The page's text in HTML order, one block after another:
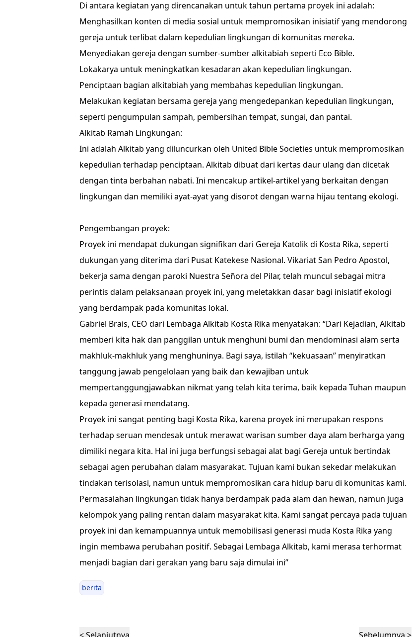
Di antara kegiatan yang direncanakan untuk tahun pertama proyek ini adalah:
Menghasilkan konten di media sosial untuk mempromosikan inisiatif yang mendorong
gereja untuk terlibat dalam kepedulian lingkungan di komunitas mereka.
Menyediakan gereja dengan sumber-sumber alkitabiah seperti Eco Bible.
Lokakarya untuk meningkatkan kesadaran akan kepedulian lingkungan.
Penciptaan bagian alkitabiah yang membahas kepedulian lingkungan.
Melakukan kegiatan bersama gereja yang mengedepankan kepedulian lingkungan,
seperti pengumpulan sampah, pembersihan tempat, sungai, dan pantai.
Alkitab Ramah Lingkungan:
Ini adalah Alkitab yang diluncurkan oleh United Bible Societies untuk mempromosikan
kepedulian terhadap penciptaan. Alkitab dibuat dari kertas daur ulang dan dicetak
dengan tinta berbahan nabati. Ini mencakup artikel-artikel yang berkaitan dengan
lingkungan dan memiliki ayat-ayat yang disorot dengan warna hijau tentang ekologi.
Pengembangan proyek:
Proyek ini mendapat dukungan signifikan dari Gereja Katolik di Kosta Rika, seperti
dukungan yang diterima dari Pusat Katekese Nasional. Vikariat San Pedro Apostol,
bekerja sama dengan paroki Nuestra Señora del Pilar, telah muncul sebagai mitra
perintis dalam pelaksanaan proyek ini, yang meletakkan dasar bagi inisiatif ekologi
yang berdampak pada komunitas lokal.
Gabriel Brais, CEO dari Lembaga Alkitab Kosta Rika menyatakan: “Dari Kejadian, Alkitab
memberi kita hak dan panggilan untuk menghuni bumi dan mendominasi alam serta
makhluk-makhluk yang menghuninya. Bagi saya, istilah “kekuasaan” menyiratkan
tanggung jawab pengelolaan yang baik dan kewajiban untuk
mempertanggungjawabkan nikmat yang telah kita terima, baik kepada Tuhan maupun
kepada generasi mendatang.
Proyek ini sangat penting bagi Kosta Rika, karena proyek ini merupakan respons
terhadap seruan mendesak untuk merawat warisan sumber daya alam berharga yang
dimiliki negara kita. Hal ini juga berfungsi sebagai alat bagi Gereja untuk bertindak
sebagai agen perubahan dalam masyarakat. Tujuan kami bukan sekedar melakukan
tindakan terisolasi, namun untuk mempromosikan cara hidup baru di komunitas kami.
Permasalahan lingkungan tidak hanya berdampak pada alam dan hewan, namun juga
kelompok yang paling rentan dalam masyarakat kita. Kami sangat percaya pada tujuan
proyek ini dan kemampuannya untuk memobilisasi generasi muda Kosta Rika yang
ingin membawa perubahan positif. Sebagai Lembaga Alkitab, kami merasa terhormat
menjadi bagian dari gerakan yang baru saja dimulai ini”
berita